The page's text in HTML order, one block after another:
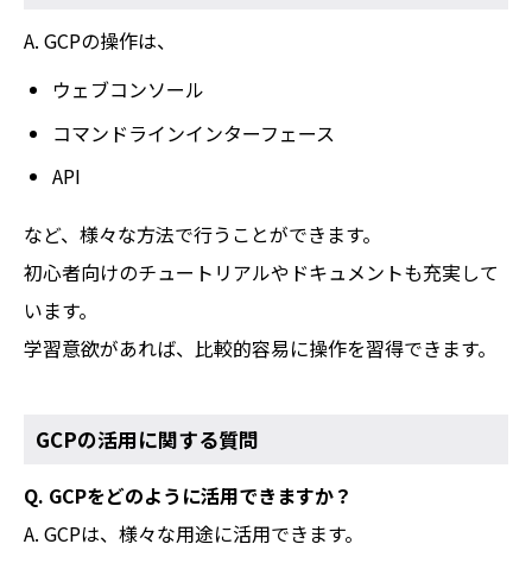
A. GCPの操作は、
ウェブコンソール
コマンドラインインターフェース
API
など、様々な方法で行うことができます。
初心者向けのチュートリアルやドキュメントも充実して
います。
学習意欲があれば、比較的容易に操作を習得できます。
GCPの活用に関する質問
Q. GCPをどのように活用できますか？
A. GCPは、様々な用途に活用できます。